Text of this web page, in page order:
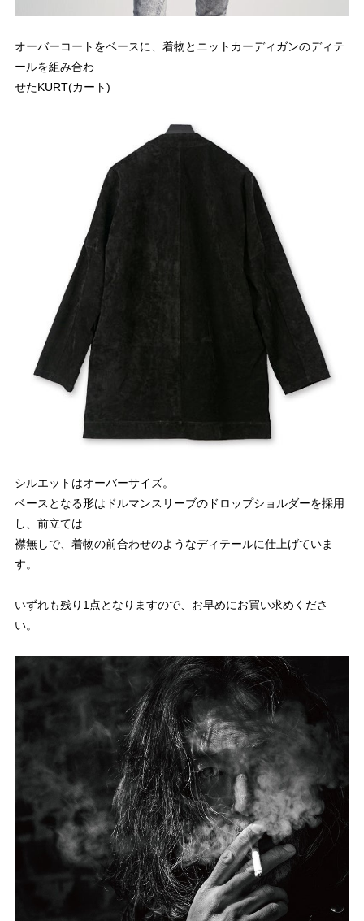
オーバーコートをベースに、着物とニットカーディガンのディテ
ールを組み合わ
せたKURT(カート)
シルエットはオーバーサイズ。
ベースとなる形はドルマンスリーブのドロップショルダーを採用
し、前立ては
襟無しで、着物の前合わせのようなディテールに仕上げていま
す。
いずれも残り1点となりますので、お早めにお買い求めくださ
い。